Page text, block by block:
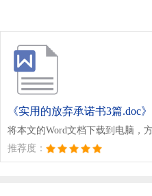
《实用的放弃承诺书3篇.doc》
将本文的Word文档下载到电脑，
推荐度：